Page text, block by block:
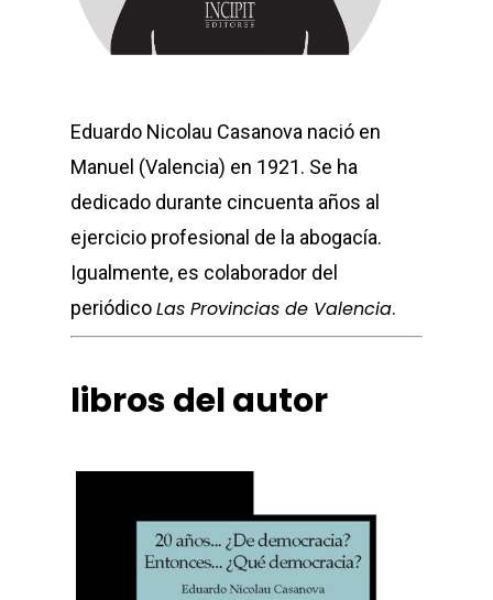
Eduardo Nicolau Casanova nació en
Manuel (Valencia) en 1921. Se ha
dedicado durante cincuenta años al
ejercicio profesional de la abogacía.
Igualmente, es colaborador del
periódicoLas Provincias de Valencia.
libros del autor